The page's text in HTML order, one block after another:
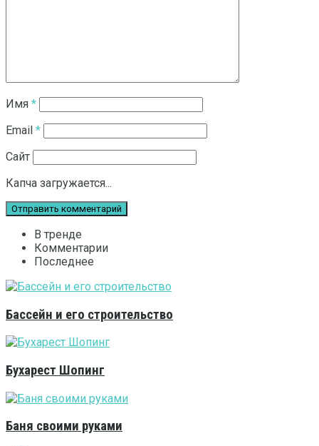
Имя *
Email *
Сайт
Капча загружается...
В тренде
Комментарии
Последнее
Бассейн и его строительство
Бухарест Шопинг
Баня своими руками